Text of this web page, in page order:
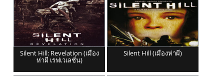
Silent Hill: Revelation (เมือง
ห่าผี เรฟเวเลชั่น)
Silent Hill (เมืองห่าผี)